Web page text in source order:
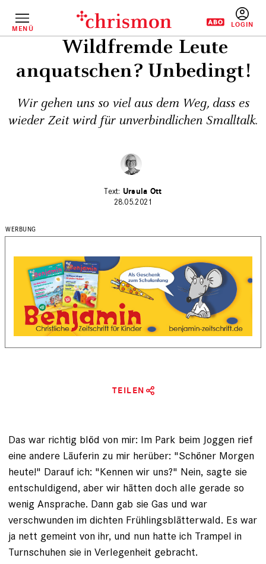
InhaltMENÜ
Wildfremde Leute
anquatschen? Unbedingt!
Wir gehen uns so viel aus dem Weg, dass es
wieder Zeit wird für unverbindlichen Smalltalk.
Ursula Ott
28.05.2021
TEILEN
Das war richtig blöd von mir: Im Park beim Joggen rief
eine andere Läuferin zu mir herüber: "Schöner Morgen
heute!" Darauf ich: "Kennen wir uns?" Nein, sagte sie
entschuldigend, aber wir hätten doch alle gerade so
wenig Ansprache. Dann gab sie Gas und war
verschwunden im dichten Frühlingsblätterwald. Es war
ja nett gemeint von ihr, und nun hatte ich Trampel in
Turnschuhen sie in Verlegenheit gebracht.